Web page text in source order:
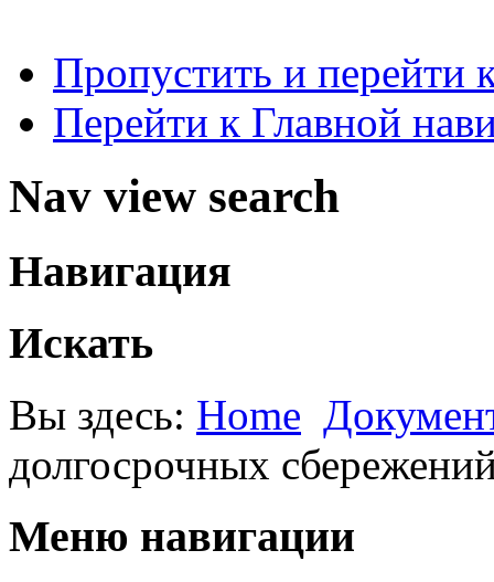
Пропустить и перейти
Перейти к Главной
Nav view search
Навигация
Искать
Вы здесь: Home
долгосрочных
Меню навигации